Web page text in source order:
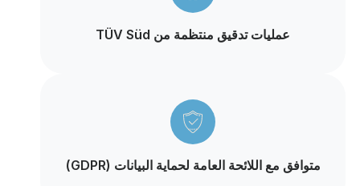
عمليات تدقيق منتظمة من TÜV Süd
متوافق مع اللائحة العامة لحماية البيانات (GDPR)